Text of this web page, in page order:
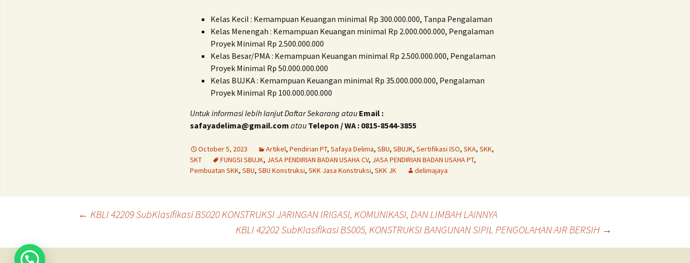
Kelas Kecil : Kemampuan Keuangan minimal Rp 300.000.000, Tanpa Pengalaman
Kelas Menengah : Kemampuan Keuangan minimal Rp 2.000.000.000, Pengalaman
Proyek Minimal Rp 2.500.000.000
Kelas Besar/PMA : Kemampuan Keuangan minimal Rp 2.500.000.000, Pengalaman
Proyek Minimal Rp 50.000.000.000
Kelas BUJKA : Kemampuan Keuangan minimal Rp 35.000.000.000, Pengalaman
Proyek Minimal Rp 100.000.000.000
Untuk informasi lebih lanjut Daftar Sekarang atau Email :
safayadelima@gmail.com atau Telepon / WA : 0815-8544-3855
October 5, 2023 Artikel, Pendirian PT, Safaya Delima, SBU, SBUJK, Sertifikasi ISO, SKA, SKK,
SKT
FUNGSI SBUJK, JASA PENDIRIAN BADAN USAHA CV, JASA PENDIRIAN BADAN USAHA PT,
Pembuatan SKK, SBU, SBU Konstruksi, SKK Jasa Konstruksi, SKK JK delimajaya
navigation
← KBLI 42209 SubKlasifikasi BS020 KONSTRUKSI JARINGAN IRIGASI, KOMUNIKASI, DAN LIMBAH LAINNYA
KBLI 42202 SubKlasifikasi BS005, KONSTRUKSI BANGUNAN SIPIL PENGOLAHAN AIR BERSIH →